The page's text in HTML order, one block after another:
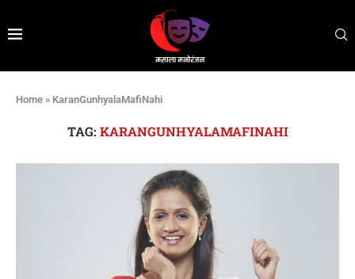
Home » KaranGunhyalaMafiNahi
TAG: KARANGUNHYALAMAFINAHI